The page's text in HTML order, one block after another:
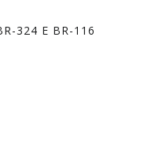
324 E BR-116